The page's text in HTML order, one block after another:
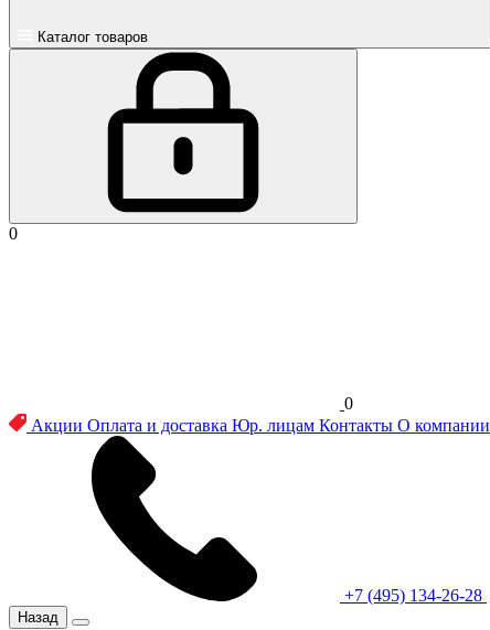
Каталог товаров
0
0
Акции Оплата и доставка Юр. лицам Контакты О компании
+7 (495) 134-26-28
Назад